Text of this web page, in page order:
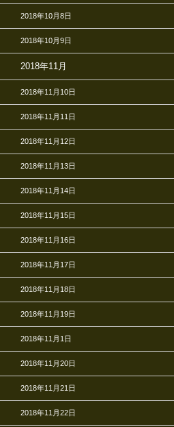
2018年10月8日
2018年10月9日
2018年11月
2018年11月10日
2018年11月11日
2018年11月12日
2018年11月13日
2018年11月14日
2018年11月15日
2018年11月16日
2018年11月17日
2018年11月18日
2018年11月19日
2018年11月1日
2018年11月20日
2018年11月21日
2018年11月22日